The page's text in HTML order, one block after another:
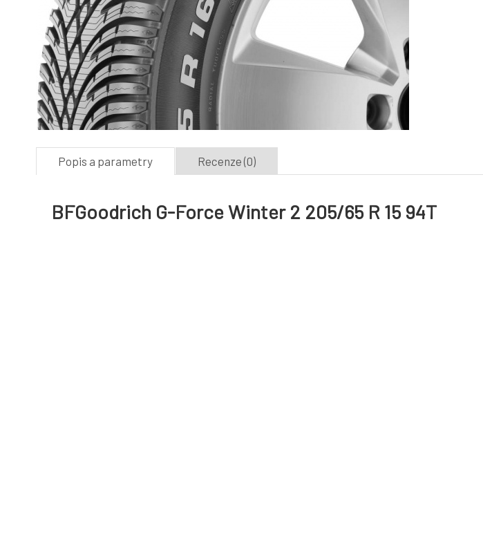
Popis a parametry Recenze (0)
BFGoodrich G-Force Winter 2 205/65 R 15 94T